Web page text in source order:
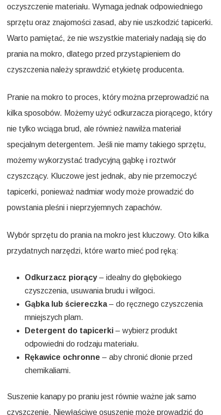
oczyszczenie materiału. Wymaga jednak odpowiedniego
sprzętu oraz znajomości zasad, aby nie uszkodzić tapicerki.
Warto pamiętać, że nie wszystkie materiały nadają się do
prania na mokro, dlatego przed przystąpieniem do
czyszczenia należy sprawdzić etykietę producenta.
Pranie na mokro to proces, który można przeprowadzić na
kilka sposobów. Możemy użyć odkurzacza piorącego, który
nie tylko wciąga brud, ale również nawilża materiał
specjalnym detergentem. Jeśli nie mamy takiego sprzętu,
możemy wykorzystać tradycyjną gąbkę i roztwór
czyszczący. Kluczowe jest jednak, aby nie przemoczyć
tapicerki, ponieważ nadmiar wody może prowadzić do
powstania pleśni i nieprzyjemnych zapachów.
Wybór sprzętu do prania na mokro jest kluczowy. Oto kilka
przydatnych narzędzi, które warto mieć pod ręką:
Odkurzacz piorący – idealny do głębokiego
czyszczenia, usuwania brudu i wilgoci.
Gąbka lub ściereczka– do ręcznego czyszczenia
mniejszych plam.
Detergent do tapicerki – wybierz produkt
odpowiedni do rodzaju materiału.
Rękawice ochronne – aby chronić dłonie przed
chemikaliami.
Suszenie kanapy po praniu jest równie ważne jak samo
czyszczenie. Niewłaściwe osuszenie może prowadzić do